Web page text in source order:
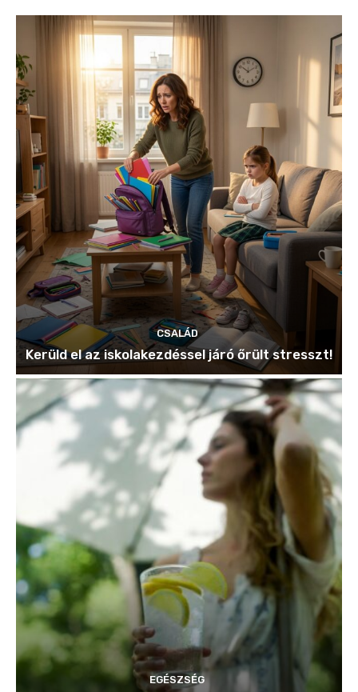
CSALÁD
Kerüld el az iskolakezdéssel járó őrült stresszt!
EGÉSZSÉG